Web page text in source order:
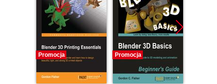
Promocja Promocja